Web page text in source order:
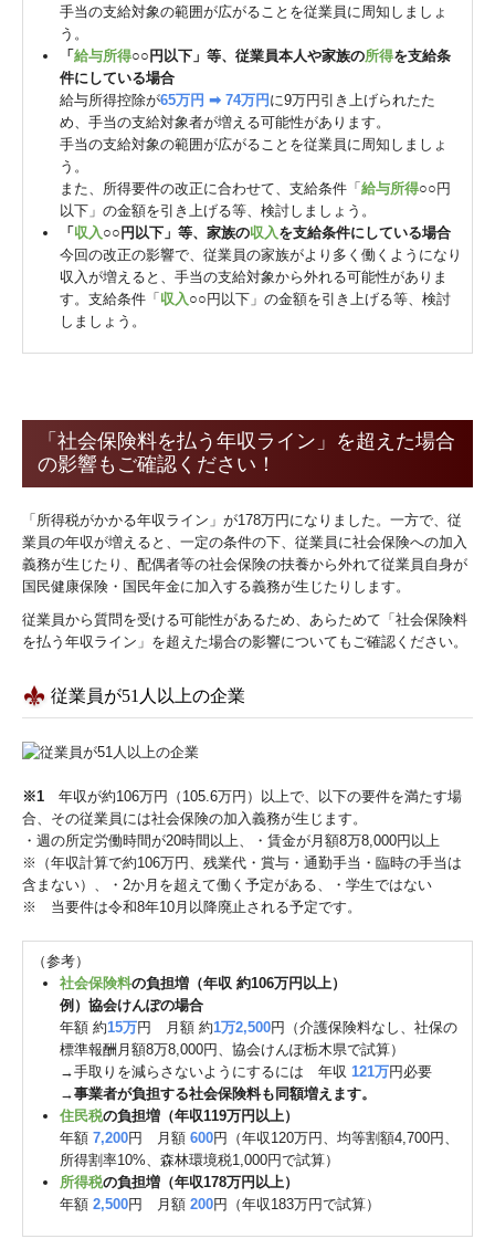
手当の支給対象の範囲が広がることを従業員に周知しましょ
う。
「 給与所得○○円以下」等、従業員本人や家族の所得を支給条
件にしている場合
給与所得控除が65万円 ➡ 74万円 に9万円引き上げられたた
め、手当の支給対象者が増える可能性があります。
手当の支給対象の範囲が広がることを従業員に周知しましょ
う。
また、所得要件の改正に合わせて、支給条件「 給与所得○○円
以下」の金額を引き上げる等、検討しましょう。
「 収入○○円以下」等、家族の収入を支給条件にしている場合
今回の改正の影響で、従業員の家族がより多く働くようになり
収入が増えると、手当の支給対象から外れる可能性がありま
す。支給条件「 収入○○円以下」の金額を引き上げる等、検討
しましょう。
「社会保険料を払う年収ライン」を超えた場合
の影響もご確認ください！
「所得税がかかる年収ライン」が178万円になりました。一方で、従
業員の年収が増えると、一定の条件の下、従業員に社会保険への加入
義務が生じたり、配偶者等の社会保険の扶養から外れて従業員自身が
国民健康保険・国民年金に加入する義務が生じたりします。
従業員から質問を受ける可能性があるため、あらためて「社会保険料
を払う年収ライン」を超えた場合の影響についてもご確認ください。
従業員が51人以上の企業
※1 年収が約106万円（105.6万円）以上で、以下の要件を満たす場
合、その従業員には社会保険の加入義務が生じます。
・週の所定労働時間が20時間以上、・賃金が月額8万8,000円以上
※（年収計算で約106万円、残業代・賞与・通勤手当・臨時の手当は
含まない）、・2か月を超えて働く予定がある、・学生ではない
※ 当要件は令和8年10月以降廃止される予定です。
（参考）
社会保険料の負担増（年収 約106万円以上）
例）協会けんぽの場合
年額 約15万円 月額 約1万2,500円（介護保険料なし、社保の
標準報酬月額8万8,000円、協会けんぽ栃木県で試算）
→手取りを減らさないようにするには 年収 121万円必要
→事業者が負担する社会保険料も同額増えます。
住民税の負担増（年収119万円以上）
年額 7,200円 月額 600円（年収120万円、均等割額4,700円、
所得割率10%、森林環境税1,000円で試算）
所得税の負担増（年収178万円以上）
年額 2,500円 月額 200円（年収183万円で試算）